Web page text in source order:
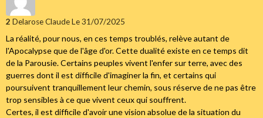
2 Delarose ClaudeLe 31/07/2025
La réalité, pour nous, en ces temps troublés, relève autant de
l'Apocalypse que de l'âge d'or. Cette dualité existe en ce temps dit
de la Parousie. Certains peuples vivent l'enfer sur terre, avec des
guerres dont il est difficile d'imaginer la fin, et certains qui
poursuivent tranquillement leur chemin, sous réserve de ne pas être
trop sensibles à ce que vivent ceux qui souffrent.
Certes, il est difficile d'avoir une vision absolue de la situation du